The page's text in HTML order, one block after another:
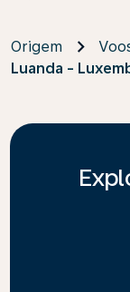
Origem
Luanda -